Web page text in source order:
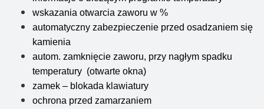
wskazania otwarcia zaworu w %
automatyczny zabezpieczenie przed osadzaniem się
kamienia
autom. zamknięcie zaworu, przy nagłym spadku
temperatury (otwarte okna)
zamek – blokada klawiatury
ochrona przed zamarzaniem